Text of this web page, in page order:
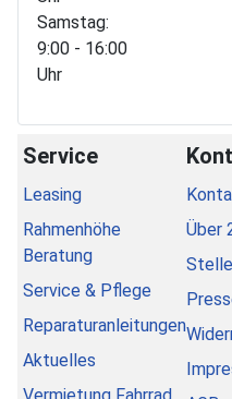
Samstag:
9:00 - 16:00
Uhr
Service
Leasing
Rahmenhöhe
Beratung
Service & Pflege
Reparaturanleitungen
Aktuelles
Über